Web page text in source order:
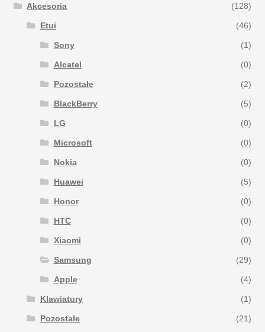
Akcesoria (128)
Etui (46)
Sony (1)
Alcatel (0)
Pozostałe (2)
BlackBerry (5)
LG (0)
Microsoft (0)
Nokia (0)
Huawei (5)
Honor (0)
HTC (0)
Xiaomi (0)
Samsung (29)
Apple (4)
Klawiatury (1)
Pozostałe (21)